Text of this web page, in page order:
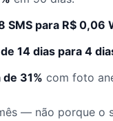
SMS para R$ 0,06
de 14 dias para 4
31% com foto
— não porque o